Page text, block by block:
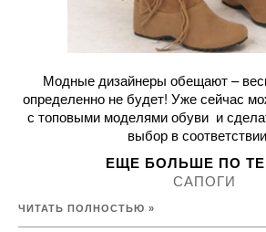
Модные дизайнеры обещают –
определенно не будет! Уже сейчас
с топовыми моделями обуви и
выбор в
ЕЩЕ БОЛЬШЕ ПО
САПОГИ
ЧИТАТЬ ПОЛНОСТЬЮ »